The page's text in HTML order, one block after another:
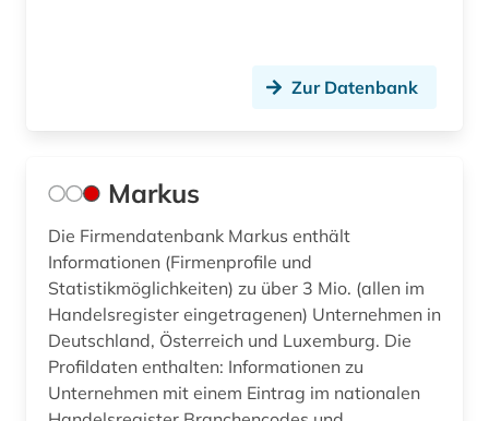
Zur Datenbank
Markus
Die Firmendatenbank Markus enthält
Informationen (Firmenprofile und
Statistikmöglichkeiten) zu über 3 Mio. (allen im
Handelsregister eingetragenen) Unternehmen in
Deutschland, Österreich und Luxemburg. Die
Profildaten enthalten: Informationen zu
Unternehmen mit einem Eintrag im nationalen